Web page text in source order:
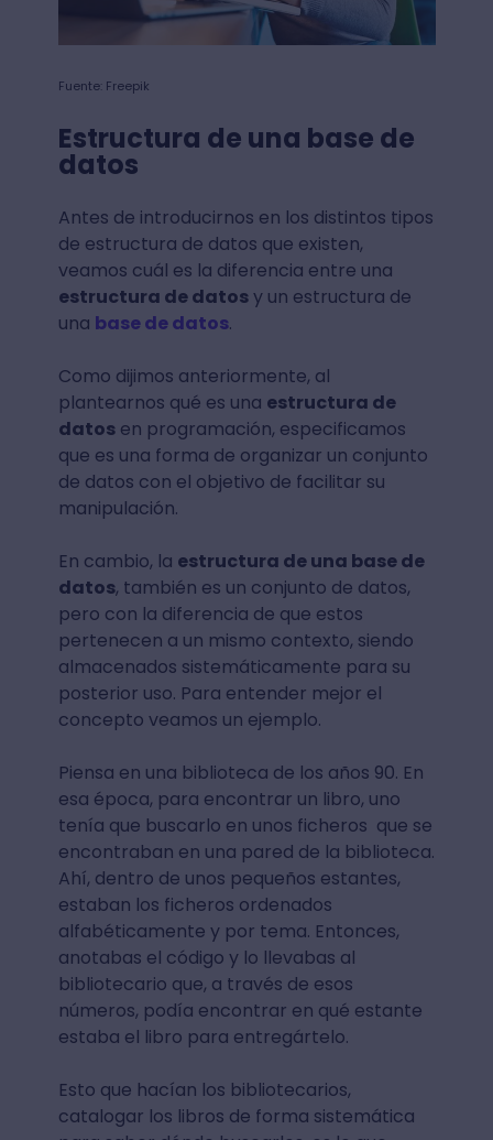
Fuente: Freepik
Estructura de una base de
datos
Antes de introducirnos en los distintos tipos
de estructura de datos que existen,
veamos cuál es la diferencia entre una
estructura de datosy un estructura de
una base de datos.
Como dijimos anteriormente, al
plantearnos qué es una estructura de
datosen programación, especificamos
que es una forma de organizar un conjunto
de datos con el objetivo de facilitar su
manipulación.
En cambio, la estructura de una base de
datos, también es un conjunto de datos,
pero con la diferencia de que estos
pertenecen a un mismo contexto, siendo
almacenados sistemáticamente para su
posterior uso. Para entender mejor el
concepto veamos un ejemplo.
Piensa en una biblioteca de los años 90. En
esa época, para encontrar un libro, uno
tenía que buscarlo en unos ficheros que se
encontraban en una pared de la biblioteca.
Ahí, dentro de unos pequeños estantes,
estaban los ficheros ordenados
alfabéticamente y por tema. Entonces,
anotabas el código y lo llevabas al
bibliotecario que, a través de esos
números, podía encontrar en qué estante
estaba el libro para entregártelo.
Esto que hacían los bibliotecarios,
catalogar los libros de forma sistemática